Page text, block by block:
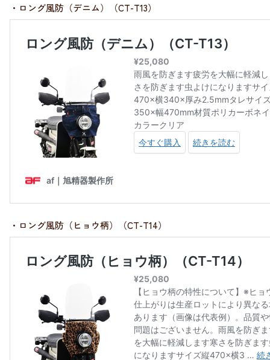
・ロング風防（デニム）（CT-T13）
・ロング風防（ヒョウ柄）（CT-T14）